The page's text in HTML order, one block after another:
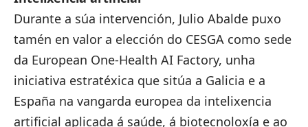
Durante a súa intervención, Julio Abalde puxo
tamén en valor a elección do CESGA como sede
da European One-Health AI Factory, unha
iniciativa estratéxica que sitúa a Galicia e a
España na vangarda europea da intelixencia
artificial aplicada á saúde, á biotecnoloxía e ao